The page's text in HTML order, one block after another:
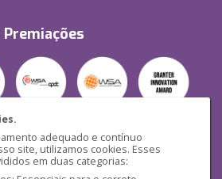
adequado e contínuo
site, utilizamos cookies. Esses
em duas categorias:
Premiações
Segurança